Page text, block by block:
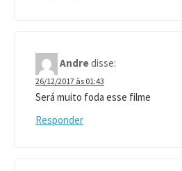
Andredisse:
26/12/2017 às 01:43
Será muito foda esse filme
Responder